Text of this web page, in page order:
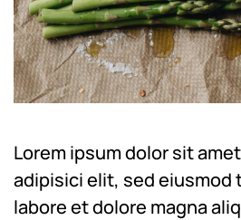
Lorem ipsum dolor sit
adipisici elit, sed
labore et dolore magna